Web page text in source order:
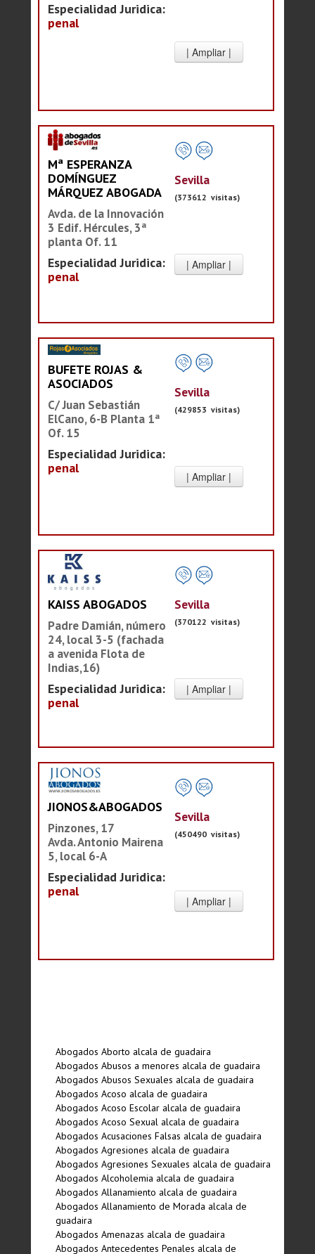
Especialidad Juridica:
penal
Mª ESPERANZA
DOMÍNGUEZ
MÁRQUEZ ABOGADA
Avda. de la Innovación
3 Edif. Hércules, 3ª
planta Of. 11
Especialidad Juridica:
penal
Sevilla
(373612 visitas)
BUFETE ROJAS &
ASOCIADOS
C/ Juan Sebastián
ElCano, 6-B Planta 1ª
Of. 15
Especialidad Juridica:
penal
Sevilla
(429853 visitas)
KAISS ABOGADOS
Padre Damián, número
24, local 3-5 (fachada
a avenida Flota de
Indias,16)
Especialidad Juridica:
penal
Sevilla
(370122 visitas)
JIONOS&ABOGADOS
Pinzones, 17
Avda. Antonio Mairena
5, local 6-A
Especialidad Juridica:
penal
Sevilla
(450490 visitas)
Abogados Aborto alcala de guadaira
Abogados Abusos a menores alcala de guadaira
Abogados Abusos Sexuales alcala de guadaira
Abogados Acoso alcala de guadaira
Abogados Acoso Escolar alcala de guadaira
Abogados Acoso Sexual alcala de guadaira
Abogados Acusaciones Falsas alcala de guadaira
Abogados Agresiones alcala de guadaira
Abogados Agresiones Sexuales alcala de guadaira
Abogados Alcoholemia alcala de guadaira
Abogados Allanamiento alcala de guadaira
Abogados Allanamiento de Morada alcala de
guadaira
Abogados Amenazas alcala de guadaira
Abogados Antecedentes Penales alcala de